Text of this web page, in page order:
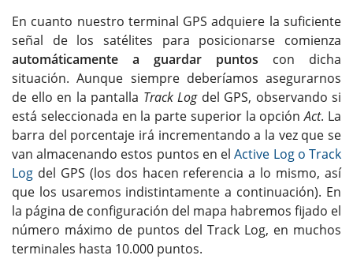
En cuanto nuestro terminal GPS adquiere la suficiente
señal de los satélites para posicionarse comienza
automáticamente a guardar puntos con dicha
situación. Aunque siempre deberíamos asegurarnos
de ello en la pantalla Track Logdel GPS, observando si
está seleccionada en la parte superior la opciónAct. La
barra del porcentaje irá incrementando a la vez que se
van almacenando estos puntos en elActive Log o Track
Log del GPS (los dos hacen referencia a lo mismo, así
que los usaremos indistintamente a continuación). En
la página de configuración del mapa habremos fijado el
número máximo de puntos del Track Log, en muchos
terminales hasta 10.000 puntos.